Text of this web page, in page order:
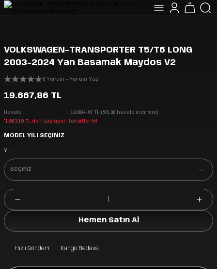
VOLKSWAGEN-TRANSPORTER T5/T6 LONG
2003-2024 Yan Basamak Maydos V2
0 Yorum - Yorum Yap
19.667,86 TL
Havale
18.684,47 TL (%5,00 havale indirimi)
*1.903,19 TL den başlayan taksitlerle!
MODEL YILI SEÇİNİZ
YIL
*
Hemen Satın Al
Hızlı Gönderi Kargo Bedava